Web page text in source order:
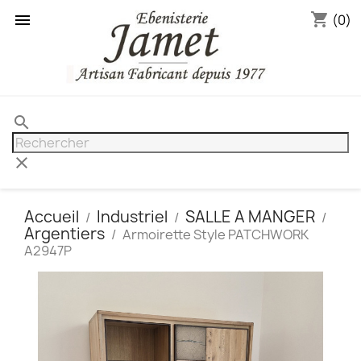
 shopping_cart (0)
search
clear
Accueil Industriel
SALLE A MANGER
Argentiers
Armoirette Style PATCHWORK
A2947P